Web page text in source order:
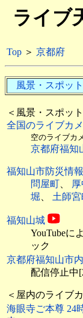
ライブ
Top ＞ 京都府
風景・スポット
＜風景・スポッ
全国のライブカ
空のライブカ
京都府福知
福知山市防災情
問屋町、
堀、 土師宮
福知山城
YouTubeに
ック
京都府福知山市
配信停止中
＜屋内のライブ
海眼寺ご本尊 24